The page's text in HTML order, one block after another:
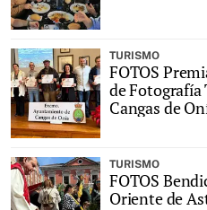
TURISMO
FOTOS
de Fotografía
Cangas de
TURISMO
FOTOS
Oriente de